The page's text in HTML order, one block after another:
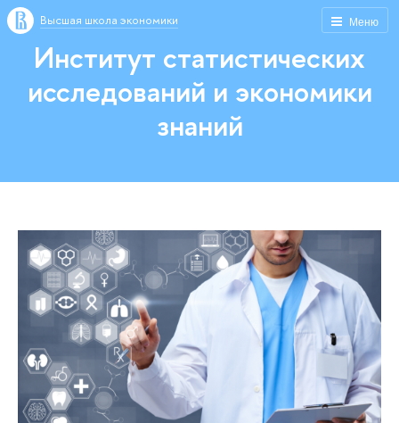
Меню
Высшая школа экономики
Институт статистических
исследований и экономики
знаний